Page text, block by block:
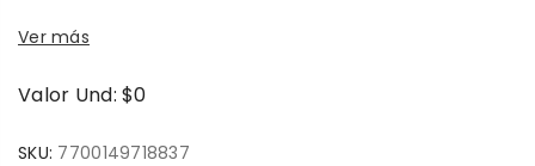
Ver más
Valor Und: $0
SKU: 7700149718837